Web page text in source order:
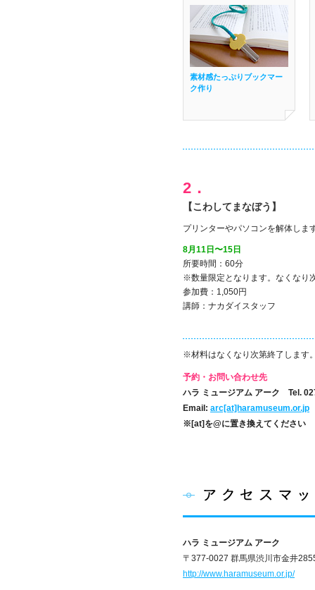
素材感たっぷりブックマー
ク作り
2．
【こわしてまなぼう】
プリンターやパソコンを解体しま
8月11日〜15日
所要時間：60分
※数量限定となります。なくなり
参加費：1,050円
講師：ナカダイスタッフ
※材料はなくなり次第終了します
予約・お問い合わせ先
ハラ ミュージアム アーク Tel.
Email: arc[at]haramuseum.or.jp
※[at]を@に置き換えてください
ハラ ミュージアム アーク
〒377-0027 群馬県渋川市金井
http://www.haramuseum.or.jp/